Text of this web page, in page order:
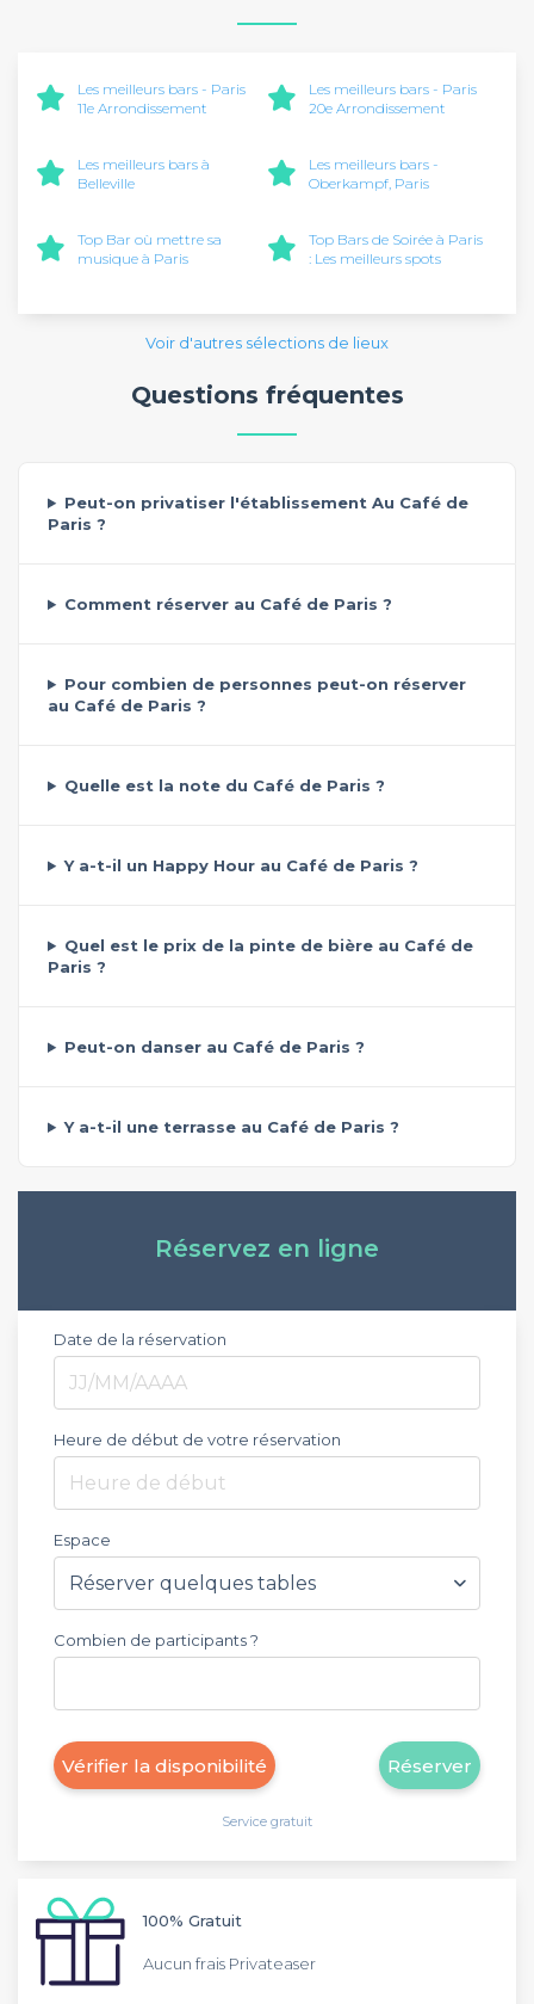
Les meilleurs bars - Paris
11e Arrondissement
Les meilleurs bars - Paris
20e Arrondissement
Les meilleurs bars à
Belleville
Les meilleurs bars -
Oberkampf, Paris
Top Bar où mettre sa
musique à Paris
Top Bars de Soirée à Paris
: Les meilleurs spots
Voir d'autres sélections de lieux
Questions fréquentes
Peut-on privatiser l'établissement Au Café de
Paris ?
Comment réserver au Café de Paris ?
Pour combien de personnes peut-on réserver
au Café de Paris ?
Quelle est la note du Café de Paris ?
Y a-t-il un Happy Hour au Café de Paris ?
Quel est le prix de la pinte de bière au Café de
Paris ?
Peut-on danser au Café de Paris ?
Y a-t-il une terrasse au Café de Paris ?
Réservez en ligne
Date de la réservation
Heure de début de votre réservation
Heure de début
Espace
Combien de participants ?
Réserver
Vérifier la disponibilité
Service gratuit
100% Gratuit
Aucun frais Privateaser